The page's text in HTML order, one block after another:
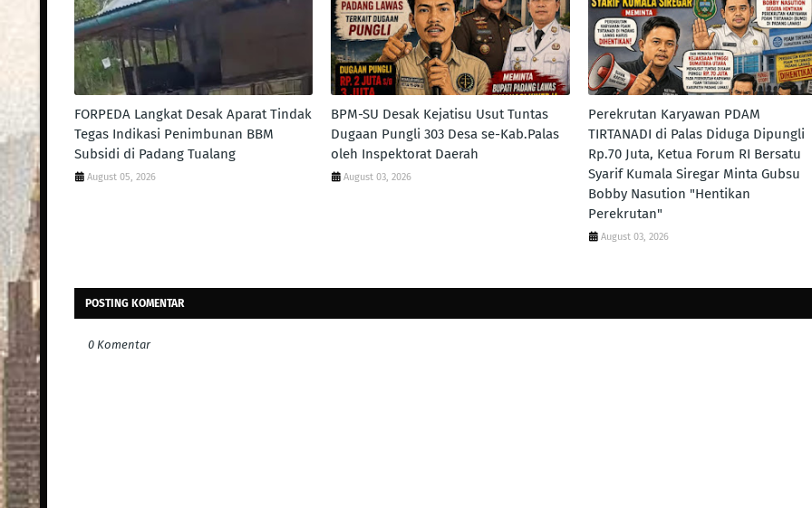
FORPEDA Langkat Desak Aparat Tindak
Tegas Indikasi Penimbunan BBM
Subsidi di Padang Tualang
August 05, 2026
BPM-SU Desak Kejatisu Usut Tuntas
Dugaan Pungli 303 Desa se-Kab.Palas
oleh Inspektorat Daerah
August 03, 2026
Perekrutan Karyawan PDAM
TIRTANADI di Palas Diduga Dipungli
Rp.70 Juta, Ketua Forum RI Bersatu
Syarif Kumala Siregar Minta Gubsu
Bobby Nasution "Hentikan
Perekrutan"
August 03, 2026
POSTING KOMENTAR
0 Komentar